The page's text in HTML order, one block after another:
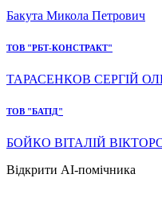
Бакута Микола Петрович
ТОВ "РБТ-КОНСТРАКТ"
ТАРАСЕНКОВ СЕРГІЙ
ТОВ "БАТІД"
БОЙКО ВІТАЛІЙ
Відкрити AI-помічника